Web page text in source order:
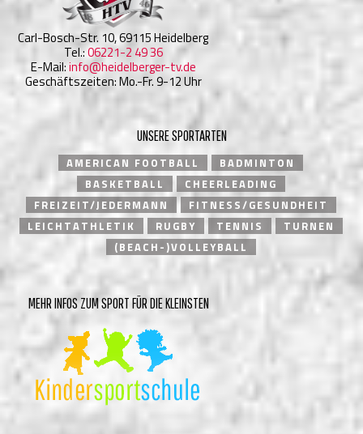
Carl-Bosch-Str. 10, 69115 Heidelberg
Tel.:06221-2 49 36
E-Mail:info@heidelberger-tv.de
Geschäftszeiten: Mo.-Fr. 9-12 Uhr
UNSERE SPORTARTEN
AMERICAN FOOTBALL
BADMINTON
BASKETBALL
CHEERLEADING
FREIZEIT/JEDERMANN
FITNESS/GESUNDHEIT
LEICHTATHLETIK
RUGBY TENNIS
TURNEN
(BEACH-)VOLLEYBALL
MEHR INFOS ZUM SPORT FÜR DIE KLEINSTEN